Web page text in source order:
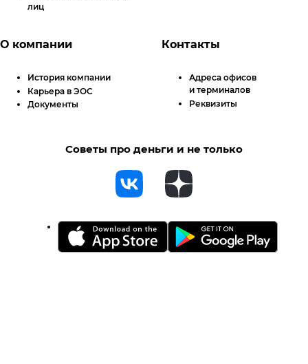
лиц
О компании
История компании
Карьера в ЭОС
Документы
Контакты
Адреса офисов
и терминалов
Реквизиты
Советы про деньги и не только